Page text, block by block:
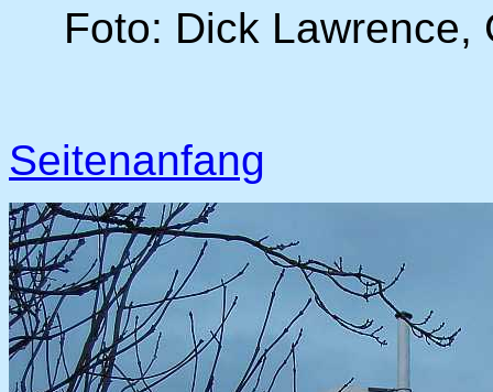
Foto: Dick
Seitenanfang